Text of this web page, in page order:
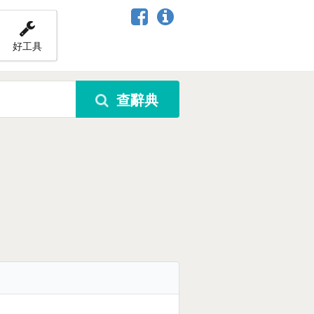
好工具
查辭典